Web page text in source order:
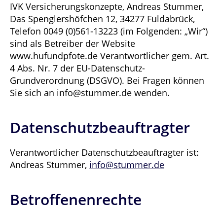
IVK Versicherungskonzepte, Andreas Stummer,
Das Spenglershöfchen 12, 34277 Fuldabrück,
Telefon 0049 (0)561-13223 (im Folgenden: „Wir“)
sind als Betreiber der Website
www.hufundpfote.de Verantwortlicher gem. Art.
4 Abs. Nr. 7 der EU-Datenschutz-
Grundverordnung (DSGVO). Bei Fragen können
Sie sich an info@stummer.de wenden.
Datenschutzbeauftragter
Verantwortlicher Datenschutzbeauftragter ist:
Andreas Stummer, info@stummer.de
Betroffenenrechte